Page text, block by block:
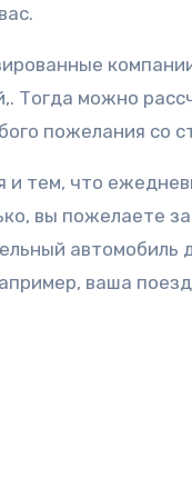
Тогда можно
пожелания со
и тем, что
вы пожелаете
автомобиль
ваша